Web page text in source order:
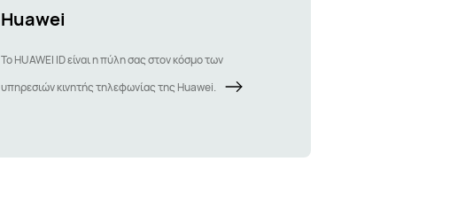
Huawei
Το HUAWEI ID είναι η πύλη σας στον κόσμο των
υπηρεσιών κινητής τηλεφωνίας της Huawei.